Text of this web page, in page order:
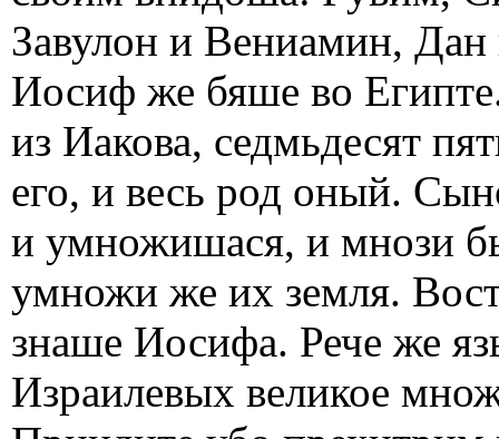
Завулон и Вениамин,
Иосиф же бяше во
из Иакова, седмьдесят
его, и весь род оный.
и умножишася, и мнози
умножи же их земля.
знаше Иосифа. Рече же
Израилевых великое